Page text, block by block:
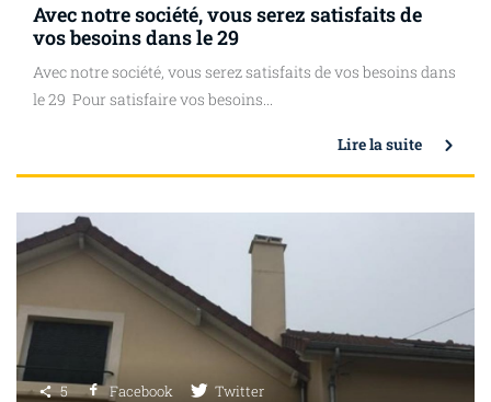
Avec notre société, vous serez satisfaits de
vos besoins dans le 29
Avec notre société, vous serez satisfaits de vos besoins dans
le 29 Pour satisfaire vos besoins...
Lire la suite
5 Facebook Twitter